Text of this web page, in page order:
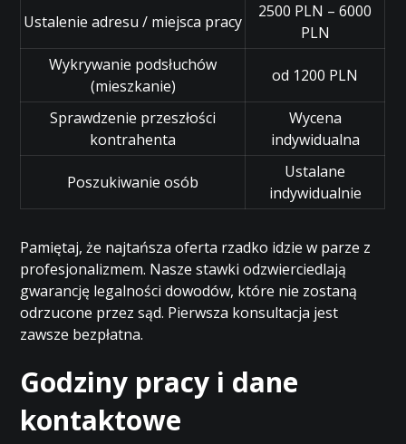
Ustalenie adresu / miejsca pracy
2500 PLN – 6000
PLN
Wykrywanie podsłuchów
(mieszkanie)
od 1200 PLN
Sprawdzenie przeszłości
kontrahenta
Wycena
indywidualna
Poszukiwanie osób
Ustalane
indywidualnie
Pamiętaj, że najtańsza oferta rzadko idzie w parze z
profesjonalizmem. Nasze stawki odzwierciedlają
gwarancję legalności dowodów, które nie zostaną
odrzucone przez sąd. Pierwsza konsultacja jest
zawsze bezpłatna.
Godziny pracy i dane
kontaktowe